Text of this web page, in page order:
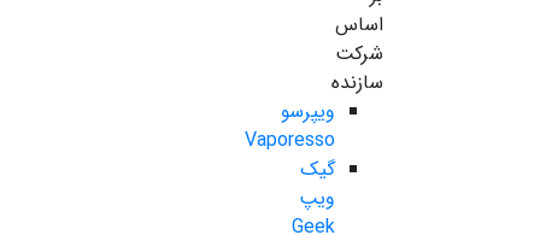
اساس
شرکت
سازنده
ویپرسو
Vaporesso
گیک
ویپ
Geek